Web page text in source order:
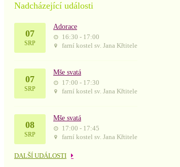
Nadcházející události
07
SRP
Adorace
16:30 - 17:00
farní kostel sv. Jana Křtitele
07
SRP
Mše svatá
17:00 - 17:30
farní kostel sv. Jana Křtitele
08
SRP
Mše svatá
17:00 - 17:45
farní kostel sv. Jana Křtitele
DALŠÍ UDÁLOSTI